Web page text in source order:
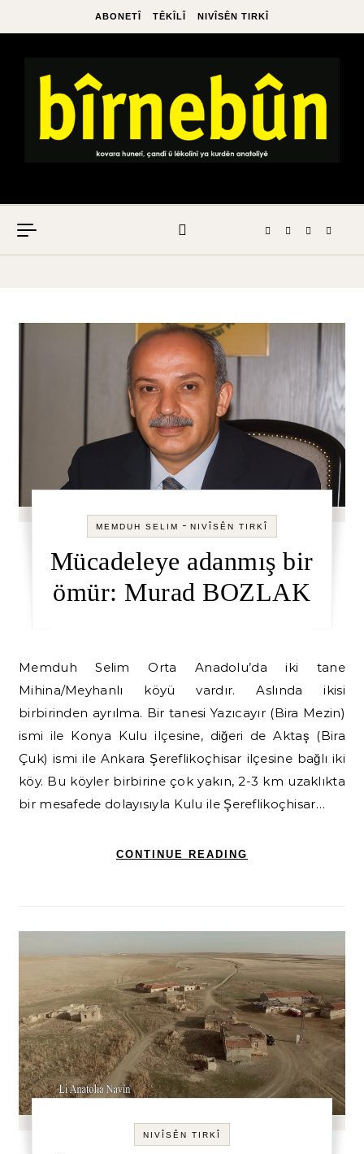
ABONETÎ TÊKÎLÎ NIVÎSÊN TIRKÎ
MEMDUH SELIM - NIVÎSÊN TIRKÎ
Mücadeleye adanmış bir
ömür: Murad BOZLAK
Memduh Selim Orta Anadolu’da iki tane
Mihina/Meyhanlı köyü vardır. Aslında ikisi
birbirinden ayrılma. Bir tanesi Yazıcayır (Bira Mezin)
ismi ile Konya Kulu ilçesine, diğeri de Aktaş (Bira
Çuk) ismi ile Ankara Şereflikoçhisar ilçesine bağlı iki
köy. Bu köyler birbirine çok yakın, 2-3 km uzaklıkta
bir mesafede dolayısıyla Kulu ile Şereflikoçhisar…
CONTINUE READING
NIVÎSÊN TIRKÎ